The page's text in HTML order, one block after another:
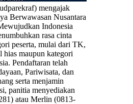
mengajak
Berwawasan Nusantara
Indonesia
rasa cinta
peserta, mulai dari TK,
hias maupun kategori
Pendaftaran telah
Pariwisata, dan
serta menjamin
panitia menyediakan
atau Merlin (0813-